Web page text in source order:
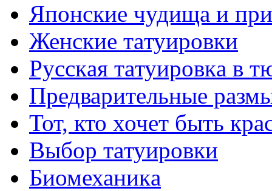
Японские чудища и
Женские тaтуировки
Русскaя тaтуировкa в
Предварительные
Тот, кто хочет быть
Выбор тaтуировки
Биомеханикa